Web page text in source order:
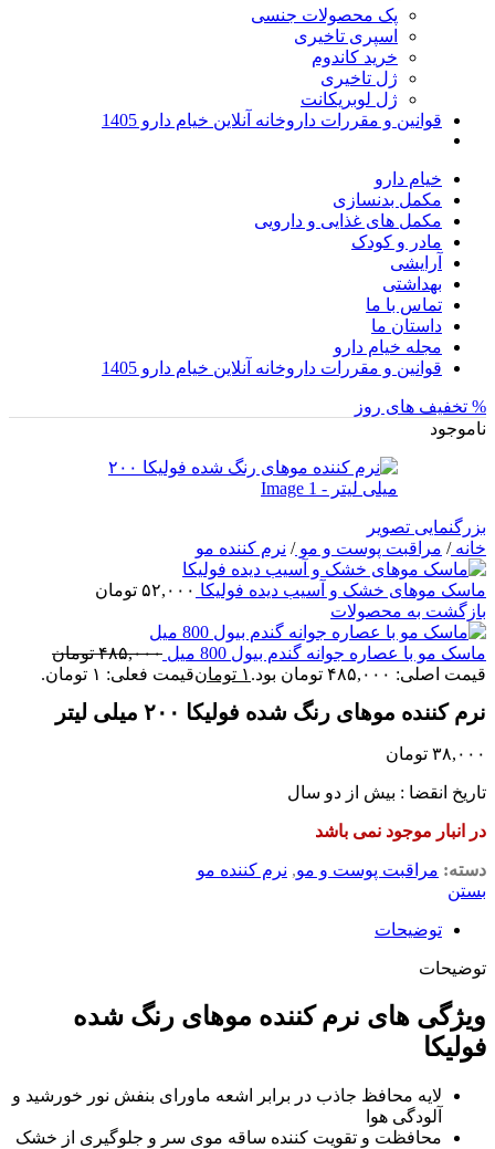
پک محصولات جنسی
اسپری تاخیری
خرید کاندوم
ژل تاخیری
ژل لوبریکانت
قوانین و مقررات داروخانه آنلاین خیام دارو 1405
خیام دارو
مکمل بدنسازی
مکمل های غذایی و دارویی
مادر و کودک
آرایشی
بهداشتی
تماس با ما
داستان ما
مجله خیام دارو
قوانین و مقررات داروخانه آنلاین خیام دارو 1405
% تخفیف های روز
ناموجود
بزرگنمایی تصویر
خانه/ مراقبت پوست و مو/ نرم کننده مو
ماسک موهای خشک و آسیب دیده فولیکا ۵۲,۰۰۰ تومان
بازگشت به محصولات
ماسک مو با عصاره جوانه گندم بیول 800 میل ۴۸۵,۰۰۰ تومان
قیمت اصلی: ۴۸۵,۰۰۰ تومان بود.
۱ تومانقیمت فعلی: ۱ تومان.
نرم کننده موهای رنگ شده فولیکا ۲۰۰ میلی لیتر
۳۸,۰۰۰ تومان
تاریخ انقضا : بیش از دو سال
در انبار موجود نمی باشد
دسته: مراقبت پوست و مو, نرم کننده مو
بستن
توضیحات
توضیحات
ویژگی های نرم کننده موهای رنگ شده
فولیکا
لایه محافظ جاذب در برابر اشعه ماورای بنفش نور خورشید و
آلودگی هوا
محافظت و تقویت کننده ساقه موی سر و جلوگیری از خشک